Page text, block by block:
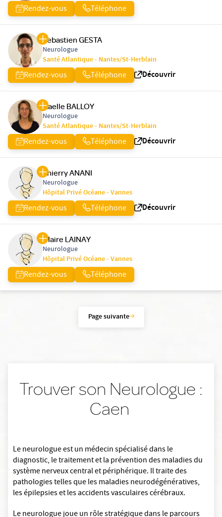
Rendez-vous Téléphone
Sebastien GESTA
Neurologue
Santé Atlantique - Nantes/St-Herblain
Rendez-vous Téléphone Découvrir
Gaelle BALLOY
Neurologue
Santé Atlantique - Nantes/St-Herblain
Rendez-vous Téléphone Découvrir
Thierry ANANI
Neurologue
Hôpital Privé Océane - Vannes
Rendez-vous Téléphone Découvrir
Claire LAINAY
Neurologue
Hôpital Privé Océane - Vannes
Rendez-vous Téléphone
Page suivante
Trouver son Neurologue :
Caen
Le neurologue est un médecin spécialisé dans le
diagnostic, le traitement et la prévention des maladies du
système nerveux central et périphérique. Il traite des
pathologies telles que les maladies neurodégénératives,
les épilepsies et les accidents vasculaires cérébraux.
Le neurologue joue un rôle stratégique dans le parcours